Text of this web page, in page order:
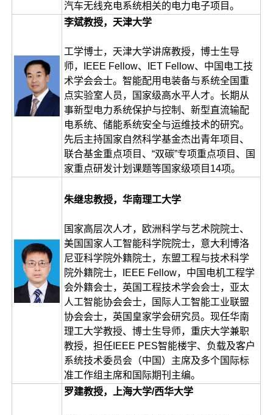
汽车无线充电系统相关的电力电子项目。
李斌教授，天津大学
工学博士，天津大学讲席教授，博士生导
师，IEEE Fellow、IET Fellow、中国电工技
术学会会士。智能配用电装备与系统全国重
点实验室人员，国家级高水平人才。长期从
事新型电力系统保护与控制、新型直流输配
电系统、储能系统安全与运维技术的研究。
先后主持国家自然科学基金杰出青年项目、
联合基金重点项目、“双碳”专项重点项目、国
家重点研发计划课题等国家级项目14项。
朱继忠教授，华南理工大学
国家高层次人才，欧洲科学与艺术院院士、
美国国家人工智能科学院院士，意大利博洛
尼亚科学院外籍院士，东盟工程与技术科学
院外籍院士，IEEE Fellow，中国电机工程学
会外籍会士，英国工程技术学会会士，亚太
人工智能协会会士，国际人工智能工业联盟
协会会士，英国皇家学会研究员。现任华南
理工大学教授、博士生导师，重庆大学兼职
教授，担任IEEE PES智能楼宇、负载及客户
系统技术委员会（中国）主席及多个国际标
准工作组主席和国际期刊主编。
罗建教授，上海大学/西华大学